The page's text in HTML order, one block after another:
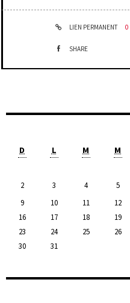
D L M M
2
3 4 5
9
10 11 12
16
17 18 19
23
24 25 26
30
31
LIEN PERMANENT 0
SHARE